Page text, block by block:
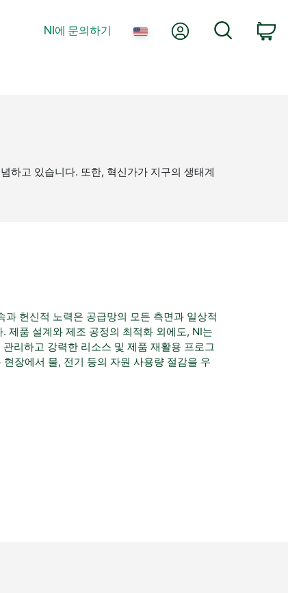
NI에 문의하기 내 계정
하고 있습니다. 또한, 혁신가가 지구의 생태계
헌신적 노력은 공급망의 모든 측면과 일상적
제품 설계와 제조 공정의 최적화 외에도, NI는
리하고 강력한 리소스 및 제품 재활용 프로그
장에서 물, 전기 등의 자원 사용량 절감을 우